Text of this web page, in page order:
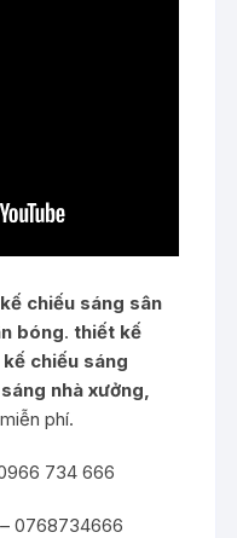
chiếu sáng sân
bóng.thiết kế
chiếu sáng
nhà xưởng,
miễn phí.
734 666
0768734666